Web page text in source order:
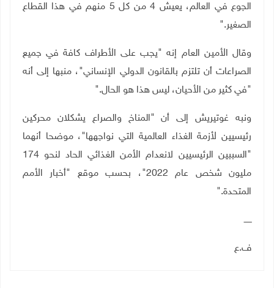
الجوع في العالم، يعيش 4 من كل 5 منهم في هذا القطاع
الصغير".
وقال الأمين العام إنه "يجب على الأطراف كافة في جميع
الصراعات أن تلتزم بالقانون الدولي الإنساني"، منبها إلى أنه
"في كثير من الأحيان، ليس هذا هو الحال".
ونبه غوتيريش إلى أن "المناخ والصراع يشكلان محركين
رئيسيين لأزمة الغذاء العالمية التي نواجهها"، موضحا أنهما
"السببين الرئيسيين لانعدام الأمن الغذائي الحاد لنحو 174
مليون شخص عام 2022"، بحسب موقع "أخبار الأمم
المتحدة".
ــــــ
ف.ع